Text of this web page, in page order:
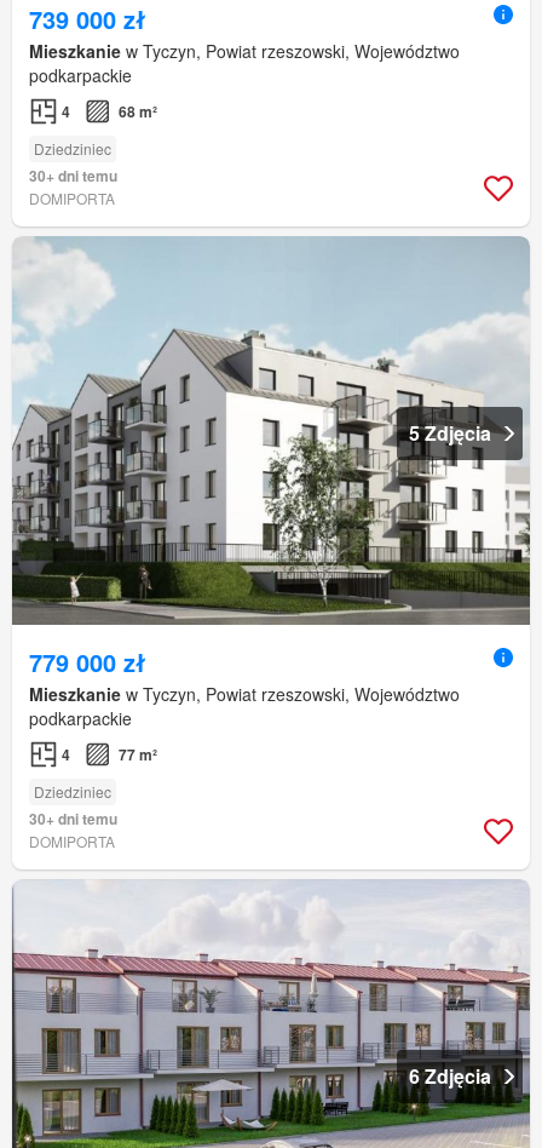
739 000 zł
Mieszkanie w Tyczyn, Powiat rzeszowski, Województwo
podkarpackie
4 68 m²
Dziedziniec
30+ dni temu
DOMIPORTA
5 Zdjęcia
779 000 zł
Mieszkanie w Tyczyn, Powiat rzeszowski, Województwo
podkarpackie
4 77 m²
Dziedziniec
30+ dni temu
DOMIPORTA
6 Zdjęcia